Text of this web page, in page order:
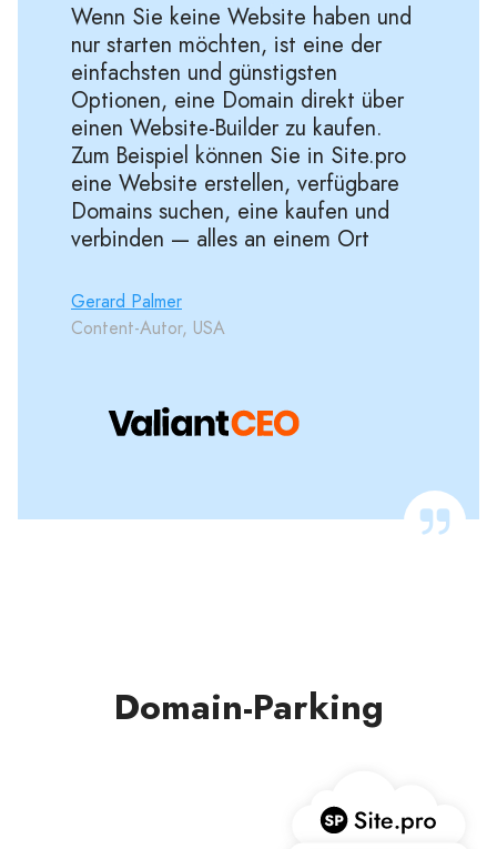
Wenn Sie keine Website haben und
nur starten möchten, ist eine der
einfachsten und günstigsten
Optionen, eine Domain direkt über
einen Website-Builder zu kaufen.
Zum Beispiel können Sie in Site.pro
eine Website erstellen, verfügbare
Domains suchen, eine kaufen und
verbinden — alles an einem Ort
Gerard Palmer
Content-Autor, USA
Domain-Parking